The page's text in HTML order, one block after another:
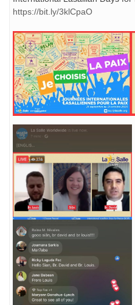
https://bit.ly/3klCpaO